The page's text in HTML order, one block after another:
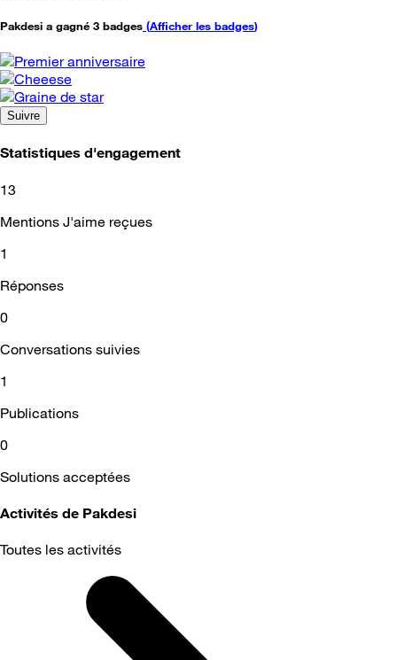
Pakdesi a gagné 3 badges (Afficher les badges)
Suivre
Statistiques d'engagement
13
Mentions J'aime reçues
1
Réponses
0
Conversations suivies
1
Publications
0
Solutions acceptées
Activités de Pakdesi
Toutes les activités